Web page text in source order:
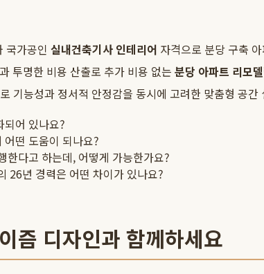
국가공인 실내건축기사 인테리어 자격으로 분당 구축
투명한 비용 산출로 추가 비용 없는 분당 아파트 리모
기능성과 정서적 안정감을 동시에 고려한 맞춤형 공간
어 있나요?
떤 도움이 되나요?
한다고 하는데, 어떻게 가능한가요?
26년 경력은 어떤 차이가 있나요?
즘 디자인과 함께하세요